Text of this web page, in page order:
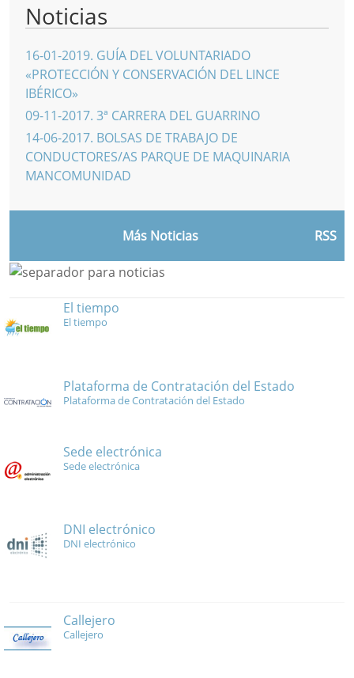
Noticias
16-01-2019. GUÍA DEL VOLUNTARIADO
«PROTECCIÓN Y CONSERVACIÓN DEL LINCE
IBÉRICO»
09-11-2017. 3ª CARRERA DEL GUARRINO
14-06-2017. BOLSAS DE TRABAJO DE
CONDUCTORES/AS PARQUE DE MAQUINARIA
MANCOMUNIDAD
Más Noticias RSS
El tiempo
El tiempo
Plataforma de Contratación del Estado
Plataforma de Contratación del Estado
Sede electrónica
Sede electrónica
DNI electrónico
DNI electrónico
Callejero
Callejero